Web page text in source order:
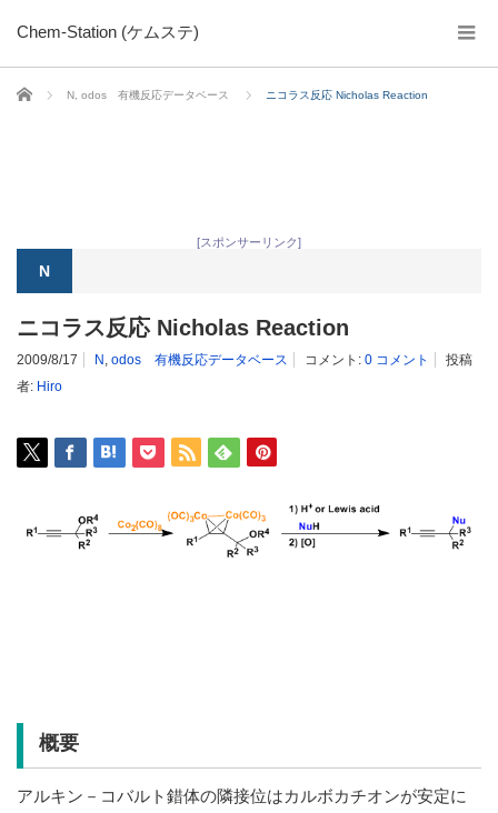
Chem-Station (ケムステ)
ホーム N odos 有機反応データベース ニコラス反応 Nicholas Reaction
[スポンサーリンク]
N
ニコラス反応 Nicholas Reaction
2009/8/17 N , odos 有機反応データベース コメント: 0 コメント
投稿
者: Hiro
概要
アルキン－コバルト錯体の隣接位はカルボカチオンが安定に